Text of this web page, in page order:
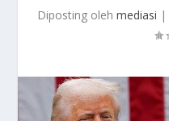
Diposting oleh mediasi |